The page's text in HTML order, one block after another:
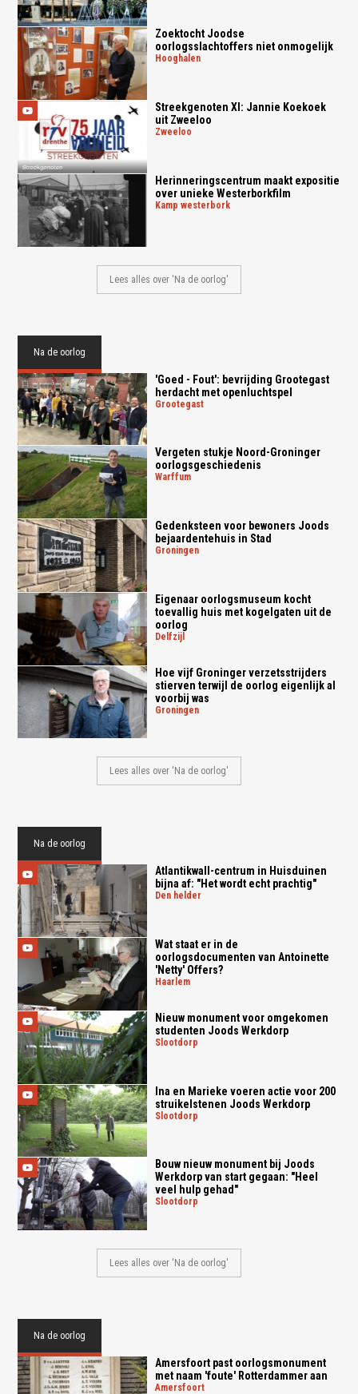
Zoektocht Joodse
oorlogsslachtoffers niet onmogelijk
hooghalen
Streekgenoten XI: Jannie Koekoek
uit Zweeloo
zweeloo
Herinneringscentrum maakt expositie
over unieke Westerborkfilm
kamp westerbork
Lees alles over 'Na de oorlog'
Na de oorlog
'Goed - Fout': bevrijding Grootegast
herdacht met openluchtspel
grootegast
Vergeten stukje Noord-Groninger
oorlogsgeschiedenis
warffum
Gedenksteen voor bewoners Joods
bejaardentehuis in Stad
groningen
Eigenaar oorlogsmuseum kocht
toevallig huis met kogelgaten uit de
oorlog
delfzijl
Hoe vijf Groninger verzetsstrijders
stierven terwijl de oorlog eigenlijk al
voorbij was
groningen
Lees alles over 'Na de oorlog'
Na de oorlog
Atlantikwall-centrum in Huisduinen
bijna af: "Het wordt echt prachtig"
den helder
Wat staat er in de
oorlogsdocumenten van Antoinette
'Netty' Offers?
haarlem
Nieuw monument voor omgekomen
studenten Joods Werkdorp
slootdorp
Ina en Marieke voeren actie voor 200
struikelstenen Joods Werkdorp
slootdorp
Bouw nieuw monument bij Joods
Werkdorp van start gegaan: "Heel
veel hulp gehad"
slootdorp
Lees alles over 'Na de oorlog'
Na de oorlog
Amersfoort past oorlogsmonument
met naam 'foute' Rotterdammer aan
amersfoort